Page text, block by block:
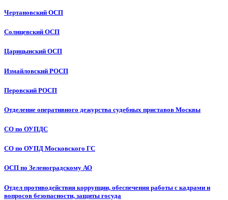
Чертановский ОСП
Солнцевский ОСП
Царицынский ОСП
Измайловский РОСП
Перовский РОСП
Отделение оперативного дежурства судебных приставов Москвы
СО по ОУПДС
СО по ОУПД Московского ГС
ОСП по Зеленоградскому АО
Отдел противодействия коррупции, обеспечения работы с кадрами и
вопросов безопасности, защиты госуда